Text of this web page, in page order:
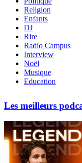
Religion
Enfants
DJ
Rire
Radio Campus
Interview
Noël
Musique
Education
Les meilleurs